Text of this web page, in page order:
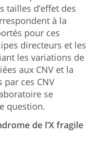
tailles d’effet des
à la
pour ces
directeurs et les
les variations de
aux CNV et la
ces CNV
se
question.
de l’X fragile